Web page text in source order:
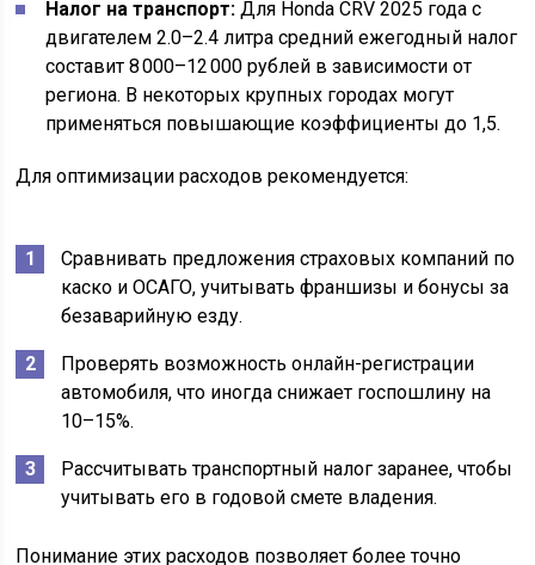
Налог на транспорт: Для Honda CRV 2025 года с
двигателем 2.0–2.4 литра средний ежегодный налог
составит 8 000–12 000 рублей в зависимости от
региона. В некоторых крупных городах могут
применяться повышающие коэффициенты до 1,5.
Для оптимизации расходов рекомендуется:
Сравнивать предложения страховых компаний по
каско и ОСАГО, учитывать франшизы и бонусы за
безаварийную езду.
Проверять возможность онлайн-регистрации
автомобиля, что иногда снижает госпошлину на
10–15%.
Рассчитывать транспортный налог заранее, чтобы
учитывать его в годовой смете владения.
Понимание этих расходов позволяет более точно